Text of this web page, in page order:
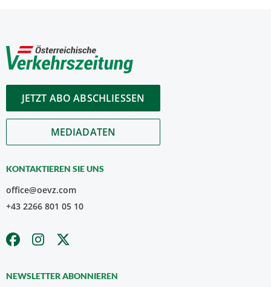
JETZT ABO ABSCHLIESSEN
MEDIADATEN
KONTAKTIEREN SIE UNS
office@oevz.com
+43 2266 801 05 10
NEWSLETTER ABONNIEREN